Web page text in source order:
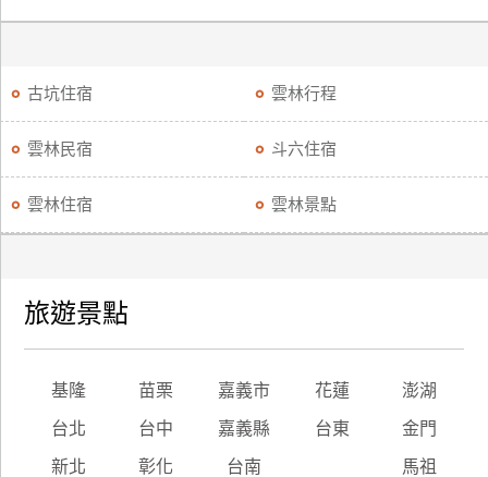
古坑住宿 雲林行程
雲林民宿 斗六住宿
雲林住宿 雲林景點
旅遊景點
基隆 苗栗 嘉義市 花蓮 澎湖
台北 台中 嘉義縣 台東 金門
新北 彰化 台南 馬祖